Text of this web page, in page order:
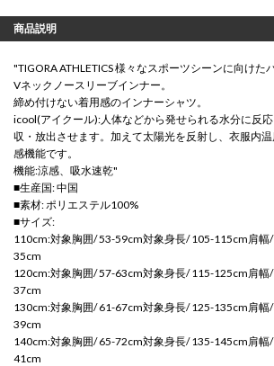
商品説明
"TIGORA ATHLETICS 様々なスポーツシーンに向けた
Vネックノースリーブインナー。
締め付けない着用感のインナーシャツ。
icool(アイクール):人体などから発せられる水分に反
収・放出させます。加えて太陽光を反射し、衣服内
感機能です。
機能:涼感、吸水速乾"
■生産国: 中国
■素材: ポリエステル100%
■サイズ:
110cm:対象胸囲/ 53-59cm対象身長/ 105-115cm肩
35cm
120cm:対象胸囲/ 57-63cm対象身長/ 115-125cm肩
37cm
130cm:対象胸囲/ 61-67cm対象身長/ 125-135cm肩
39cm
140cm:対象胸囲/ 65-72cm対象身長/ 135-145cm肩
41cm